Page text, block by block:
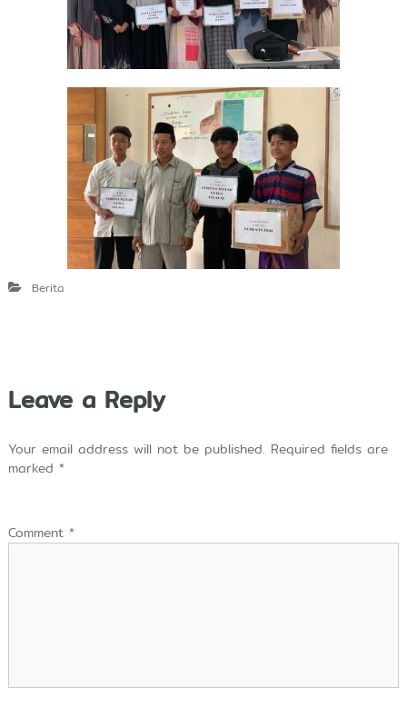
Berita
Leave a Reply
Your email address will not be published. Required fields are
marked *
Comment *